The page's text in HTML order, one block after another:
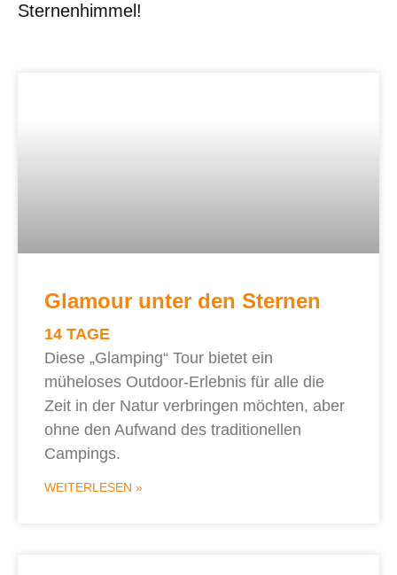
Sternenhimmel!
Glamour unter den Sternen
14 TAGE
Diese „Glamping“ Tour bietet ein
müheloses Outdoor-Erlebnis für alle die
Zeit in der Natur verbringen möchten, aber
ohne den Aufwand des traditionellen
Campings.
WEITERLESEN »